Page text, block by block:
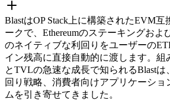
BlastはOP Stack上に構築されたEVM互
ークで、Ethereumのステーキングおよ
のネイティブな利回りをユーザーの
イン残高に直接自動的に渡します。組
とTVLの急速な成長で知られるBlastは
回り戦略、消費者向けアプリケーショ
ムを引き寄せてきました。